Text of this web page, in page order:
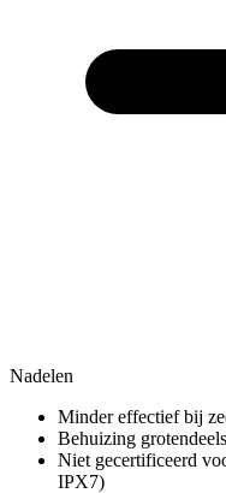
Nadelen
Minder effectief bij
Behuizing
Niet gecertificeerd
IPX7)